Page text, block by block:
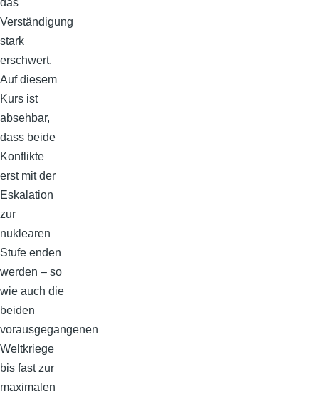
Verständigung
stark
erschwert.
Auf diesem
Kurs ist
absehbar,
dass beide
Konflikte
erst mit der
Eskalation
zur
nuklearen
Stufe enden
werden – so
wie auch die
beiden
vorausgegangenen
Weltkriege
bis fast zur
maximalen